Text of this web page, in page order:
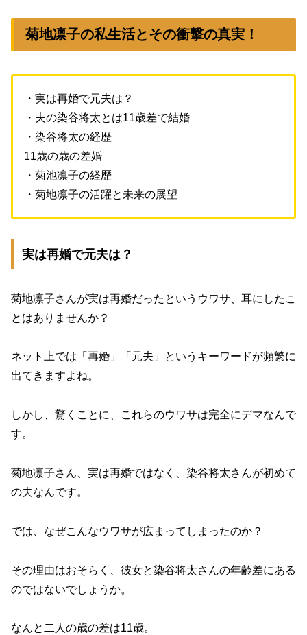
菊地凛子の私生活とその衝撃の真実！
・実は再婚で元夫は？
・夫の染谷将太とは11歳差で結婚
・染谷将太の経歴
11歳の歳の差婚
・菊池凛子の経歴
・菊地凛子の活躍と未来の展望
実は再婚で元夫は？
菊地凛子さんが実は再婚だったというウワサ、耳にしたこ
とはありませんか？
ネット上では「再婚」「元夫」というキーワードが頻繁に
出てきますよね。
しかし、驚くことに、これらのウワサは完全にデマなんで
す。
菊地凛子さん、実は再婚ではなく、染谷将太さんが初めて
の夫なんです。
では、なぜこんなウワサが広まってしまったのか？
その理由はおそらく、彼女と染谷将太さんの年齢差にある
のではないでしょうか。
なんと二人の歳の差は11歳。